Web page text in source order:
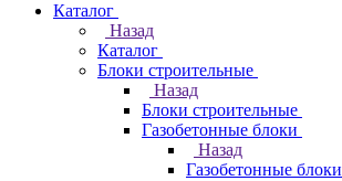
Каталог
Назад
Каталог
Блоки строительные
Назад
Блоки строительные
Газобетонные блоки
Назад
Газобетонные блоки